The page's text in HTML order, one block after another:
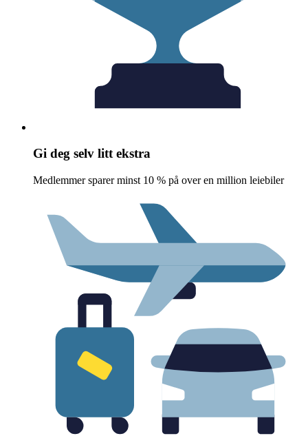
Gi deg selv litt ekstra
Medlemmer sparer minst 10 % på over en million leiebiler